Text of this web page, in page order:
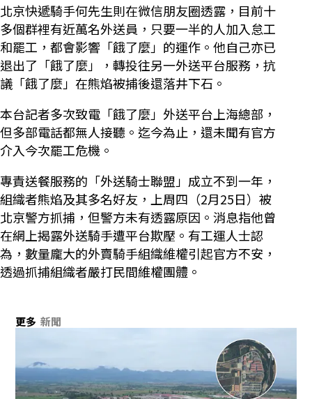
北京快遞騎手何先生則在微信朋友圈透露，目前十
多個群裡有近萬名外送員，只要一半的人加入怠工
和罷工，都會影響「餓了麼」的運作。他自己亦已
退出了「餓了麼」，轉投往另一外送平台服務，抗
議「餓了麼」在熊焰被捕後還落井下石。
本台記者多次致電「餓了麼」外送平台上海總部，
但多部電話都無人接聽。迄今為止，還未聞有官方
介入今次罷工危機。
專責送餐服務的「外送騎士聯盟」成立不到一年，
組織者熊焰及其多名好友，上周四（2月25日）被
北京警方抓捕，但警方未有透露原因。消息指他曾
在網上揭露外送騎手遭平台欺壓。有工運人士認
為，數量龐大的外賣騎手組織維權引起官方不安，
透過抓捕組織者嚴打民間維權團體。
更多 新聞